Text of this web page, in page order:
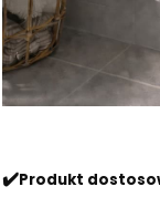
✔️Produkt